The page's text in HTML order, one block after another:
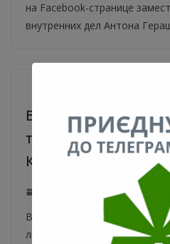
на Facebook-странице
внутренних дел Антона
Виталий Кличко по
трех ближайших
Киева вместе взятых
В рейтинге кандидатов на
лидирует Виталий Кличко –